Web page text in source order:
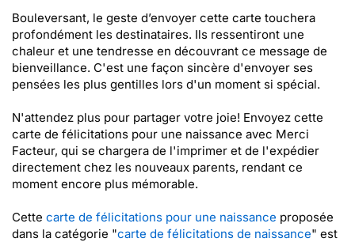
Bouleversant, le geste d’envoyer cette carte touchera
profondément les destinataires. Ils ressentiront une
chaleur et une tendresse en découvrant ce message de
bienveillance. C'est une façon sincère d'envoyer ses
pensées les plus gentilles lors d'un moment si spécial.
N'attendez plus pour partager votre joie! Envoyez cette
carte de félicitations pour une naissance avec Merci
Facteur, qui se chargera de l'imprimer et de l'expédier
directement chez les nouveaux parents, rendant ce
moment encore plus mémorable.
Cette carte de félicitations pour une naissance proposée
dans la catégorie "carte de félicitations de naissance" est